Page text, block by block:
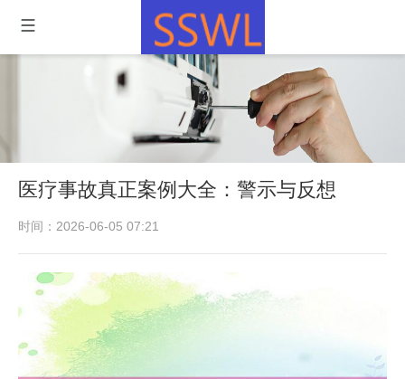
医疗事故真正案例大全：警示与反想
时间：2026-06-05 07:21